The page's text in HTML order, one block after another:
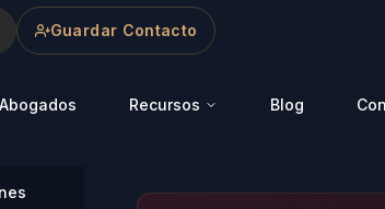
Guardar Contacto
Abogados Recursos Blog